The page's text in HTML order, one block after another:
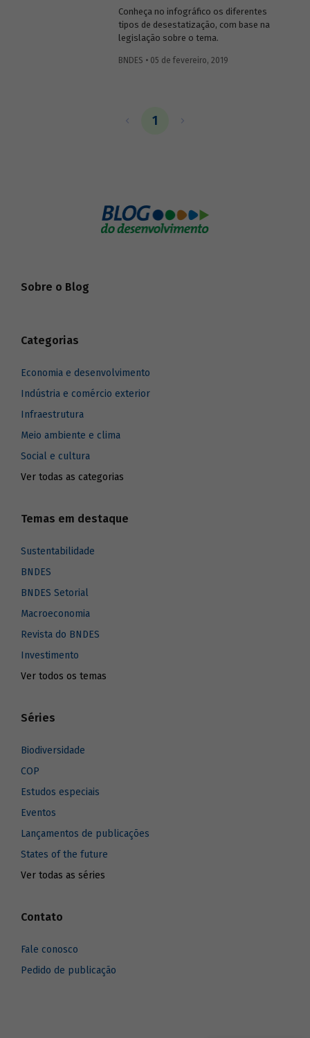
sendo adotadas pelos BDs como
resposta a esses desafios.
Conheça no infográfico os diferentes
tipos de desestatização, com base na
legislação sobre o tema.
BNDES • 05 de fevereiro, 2019
1
Sobre o Blog
Categorias
Economia e desenvolvimento
Indústria e comércio exterior
Infraestrutura
Meio ambiente e clima
Social e cultura
Ver todas as categorias
Temas em destaque
Sustentabilidade
BNDES
BNDES Setorial
Macroeconomia
Revista do BNDES
Investimento
Ver todos os temas
Séries
Biodiversidade
COP
Estudos especiais
Eventos
Lançamentos de publicações
States of the future
Ver todas as séries
Contato
Fale conosco
Pedido de publicação